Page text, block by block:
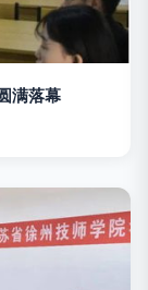
满落幕